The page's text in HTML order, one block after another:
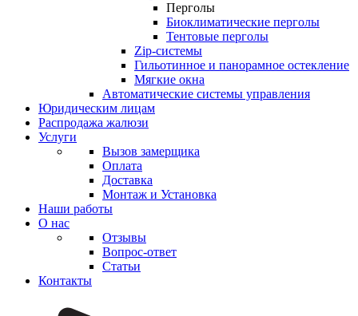
Перголы
Биоклиматические перголы
Тентовые перголы
Zip-системы
Гильотинное и панорамное остекление
Мягкие окна
Автоматические системы управления
Юридическим лицам
Распродажа жалюзи
Услуги
Вызов замерщика
Оплата
Доставка
Монтаж и Установка
Наши работы
О нас
Отзывы
Вопрос-ответ
Статьи
Контакты